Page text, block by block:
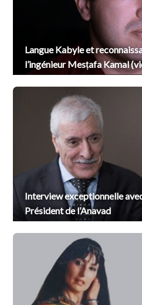
Langue Kabyle et
l’ingénieur Mesṭafa Kamal
Interview exceptionnelle
Président de l’Anavad